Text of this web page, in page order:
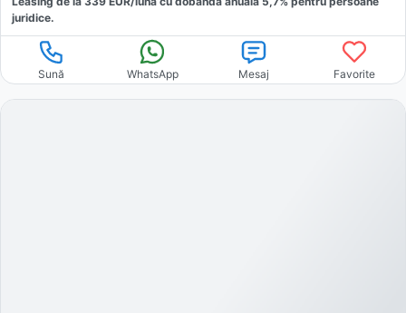
juridice.
Sună WhatsApp Mesaj Favorite